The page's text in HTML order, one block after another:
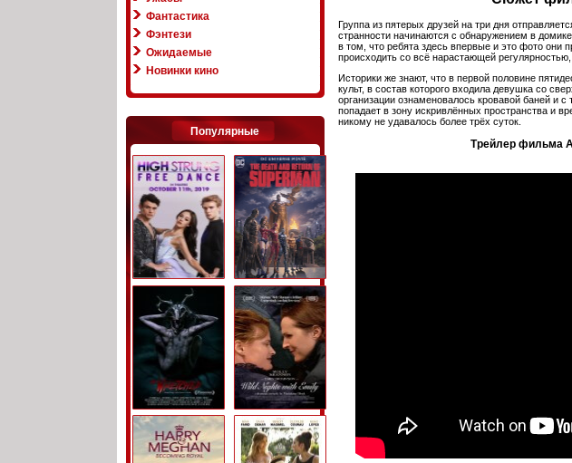
Фантастика
Фэнтези
Ожидаемые
Новинки кино
Популярные
Группа из пятерых друзей на три дня
странности начинаются с обнаружением в
в том, что ребята здесь впервые и это фото
происходить со всё нарастающей
Историки же знают, что в первой половине
культ, в состав которого входила девушка со
организации ознаменовалось кровавой баней и с
попадает в зону искривлённых пространства и
никому не удавалось более трёх суток.
Трейлер фильма